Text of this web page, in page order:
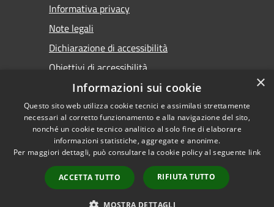
Informativa privacy
Note legali
Dichiarazione di accessibilità
Obiettivi di accessibilità
Accessibilità
Copyright © 2026 • Comune di
Marsala • Powered by
Municipium•
Accesso
redazione
×
Informazioni sui cookie
Questo sito web utilizza cookie tecnici e assimilati strettamente
necessari al corretto funzionamento e alla navigazione del sito,
nonché un cookie tecnico analitico al solo fine di elaborare
informazioni statistiche, aggregate e anonime.
Per maggiori dettagli, può consultare la cookie policy al seguente link
ACCETTA TUTTO RIFIUTA TUTTO
MOSTRA DETTAGLI